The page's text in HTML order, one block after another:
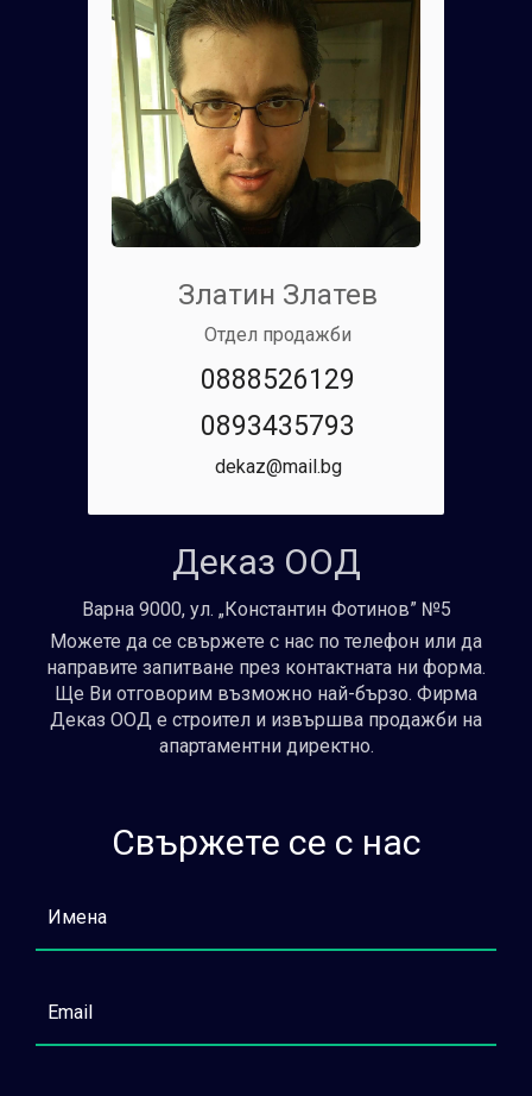
Златин Златев
Отдел продажби
0888526129
0893435793
dekaz@mail.bg
Деказ ООД
Варна 9000, ул. „Константин Фотинов” №5
Можете да се свържете с нас по телефон или да
направите запитване през контактната ни форма.
Ще Ви отговорим възможно най-бързо. Фирма
Деказ ООД е строител и извършва продажби на
апартаментни директно.
Свържете се с нас